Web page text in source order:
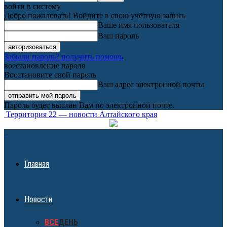
войти в систему
Добро пожаловать! Войдите в свою учётную запись
Ваше имя пользователя
Ваш пароль
Забыли пароль? получить помощь
восстановление пароля
Восстановите свой пароль
Ваш адрес электронной почты
Пароль будет выслан Вам по электронной почте.
Территория 22 — новости Алтайского края
Главная
Новости
ВСЕДЕНЬ